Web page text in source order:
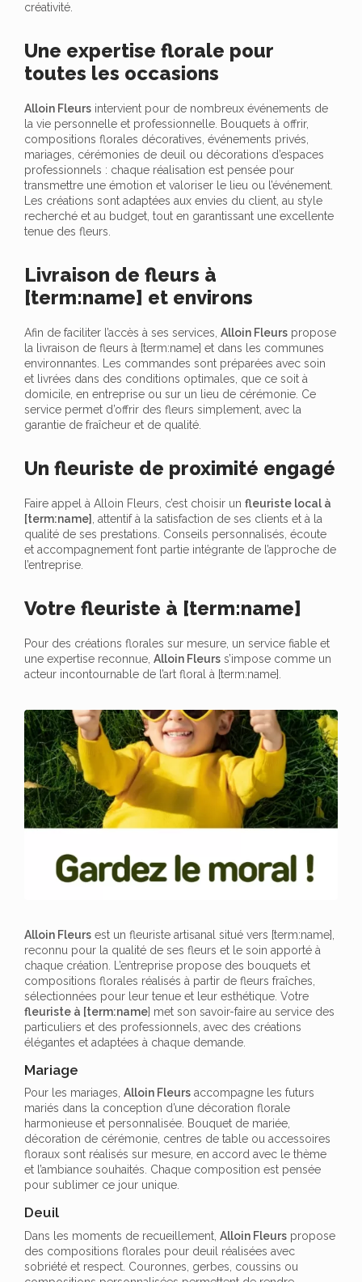
créativité.
Une expertise florale pour
toutes les occasions
Alloin Fleurs intervient pour de nombreux événements de
la vie personnelle et professionnelle. Bouquets à offrir,
compositions florales décoratives, événements privés,
mariages, cérémonies de deuil ou décorations d’espaces
professionnels : chaque réalisation est pensée pour
transmettre une émotion et valoriser le lieu ou l’événement.
Les créations sont adaptées aux envies du client, au style
recherché et au budget, tout en garantissant une excellente
tenue des fleurs.
Livraison de fleurs à
[term:name] et environs
Afin de faciliter l’accès à ses services, Alloin Fleurs propose
la livraison de fleurs à [term:name] et dans les communes
environnantes. Les commandes sont préparées avec soin
et livrées dans des conditions optimales, que ce soit à
domicile, en entreprise ou sur un lieu de cérémonie. Ce
service permet d’offrir des fleurs simplement, avec la
garantie de fraîcheur et de qualité.
Un fleuriste de proximité engagé
Faire appel à Alloin Fleurs, c’est choisir un fleuriste local à
[term:name]
, attentif à la satisfaction de ses clients et à la
qualité de ses prestations. Conseils personnalisés, écoute
et accompagnement font partie intégrante de l’approche de
l’entreprise.
Votre fleuriste à [term:name]
Pour des créations florales sur mesure, un service fiable et
une expertise reconnue, Alloin Fleurs s’impose comme un
acteur incontournable de l’art floral à [term:name].
Alloin Fleurs est un fleuriste artisanal situé vers [term:name],
reconnu pour la qualité de ses fleurs et le soin apporté à
chaque création. L’entreprise propose des bouquets et
compositions florales réalisés à partir de fleurs fraîches,
sélectionnées pour leur tenue et leur esthétique. Votre
fleuriste à [term:name] met son savoir-faire au service des
particuliers et des professionnels, avec des créations
élégantes et adaptées à chaque demande.
Mariage
Pour les mariages, Alloin Fleurs accompagne les futurs
mariés dans la conception d’une décoration florale
harmonieuse et personnalisée. Bouquet de mariée,
décoration de cérémonie, centres de table ou accessoires
floraux sont réalisés sur mesure, en accord avec le thème
et l’ambiance souhaités. Chaque composition est pensée
pour sublimer ce jour unique.
Deuil
Dans les moments de recueillement, Alloin Fleurs propose
des compositions florales pour deuil réalisées avec
sobriété et respect. Couronnes, gerbes, coussins ou